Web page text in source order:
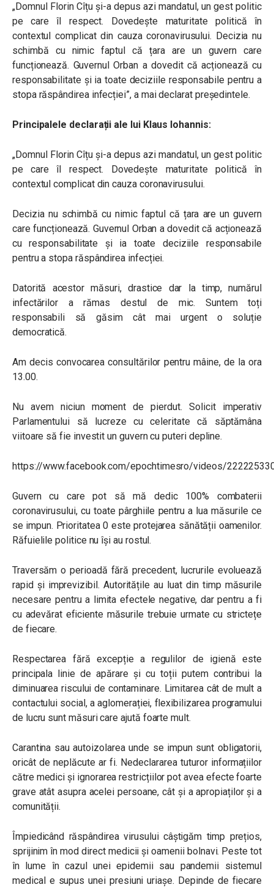
„Domnul Florin Cîțu și-a depus azi mandatul, un gest politic
pe care îl respect. Dovedește maturitate politică în
contextul complicat din cauza coronavirusului. Decizia nu
schimbă cu nimic faptul că țara are un guvern care
funcționează. Guvernul Orban a dovedit că acționează cu
responsabilitate și ia toate deciziile responsabile pentru a
stopa răspândirea infecției”, a mai declarat președintele.
Principalele declarații ale lui Klaus Iohannis:
„Domnul Florin Cîțu și-a depus azi mandatul, un gest politic
pe care îl respect. Dovedește maturitate politică în
contextul complicat din cauza coronavirusului.
Decizia nu schimbă cu nimic faptul că țara are un guvern
care funcționează. Guvernul Orban a dovedit că acționează
cu responsabilitate și ia toate deciziile responsabile
pentru a stopa răspândirea infecției.
Datorită acestor măsuri, drastice dar la timp, numărul
infectărilor a rămas destul de mic. Suntem toți
responsabili să găsim cât mai urgent o soluție
democratică.
Am decis convocarea consultărilor pentru mâine, de la ora
13.00.
Nu avem niciun moment de pierdut. Solicit imperativ
Parlamentului să lucreze cu celeritate că săptămâna
viitoare să fie investit un guvern cu puteri depline.
https://www.facebook.com/epochtimesro/videos/
Guvern cu care pot să mă dedic 100% combaterii
coronavirusului, cu toate pârghiile pentru a lua măsurile ce
se impun. Prioritatea 0 este protejarea sănătății oamenilor.
Răfuielile politice nu își au rostul.
Traversăm o perioadă fără precedent, lucrurile evoluează
rapid și imprevizibil. Autoritățile au luat din timp măsurile
necesare pentru a limita efectele negative, dar pentru a fi
cu adevărat eficiente măsurile trebuie urmate cu strictețe
de fiecare.
Respectarea fără excepție a regulilor de igienă este
principala linie de apărare și cu toții putem contribui la
diminuarea riscului de contaminare. Limitarea cât de mult a
contactului social, a aglomerației, flexibilizarea programului
de lucru sunt măsuri care ajută foarte mult.
Carantina sau autoizolarea unde se impun sunt obligatorii,
oricât de neplăcute ar fi. Nedeclararea tuturor informațiilor
către medici și ignorarea restricțiilor pot avea efecte foarte
grave atât asupra acelei persoane, cât și a apropiaților și a
comunității.
Împiedicând răspândirea virusului câștigăm timp prețios,
sprijinim în mod direct medicii și oamenii bolnavi. Peste tot
în lume în cazul unei epidemii sau pandemii sistemul
medical e supus unei presiuni uriașe. Depinde de fiecare